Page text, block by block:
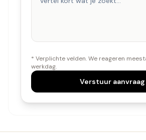
* Verplichte velden. We reageren
werkdag.
Verstuur aanvraag